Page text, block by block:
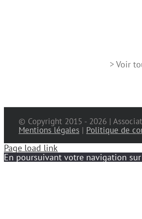
> Voir
© Copyright 2015 - 2026 |
Mentions légales | Politique de
Page load link
En poursuivant votre navigation